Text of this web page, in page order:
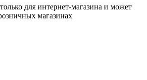
для интернет-магазина и может
магазинах